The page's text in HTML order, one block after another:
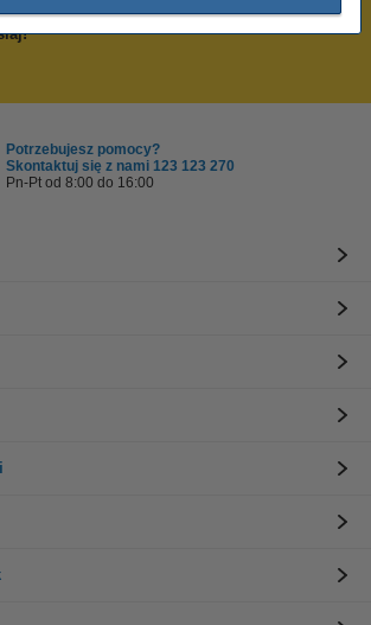
Potrzebujesz pomocy?
Skontaktuj się z nami 123 123 270
Pn-Pt od 8:00 do 16:00